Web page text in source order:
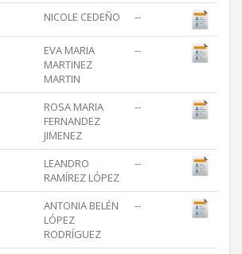
NICOLE CEDEÑO --
EVA MARIA
MARTINEZ
MARTIN
--
ROSA MARIA
FERNANDEZ
JIMENEZ
--
LEANDRO
RAMÍREZ LÓPEZ
--
ANTONIA BELÉN
LÓPEZ
RODRÍGUEZ
--